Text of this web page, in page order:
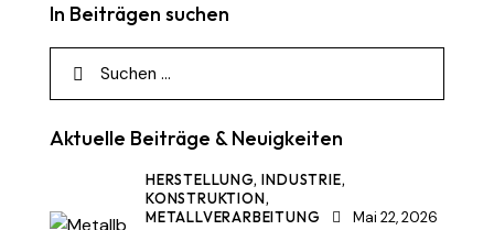
In Beiträgen suchen
Aktuelle Beiträge & Neuigkeiten
HERSTELLUNG,INDUSTRIE,
KONSTRUKTION,
METALLVERARBEITUNG
Mai 22, 2026